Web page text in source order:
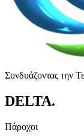
Συνδυάζοντας την
DELTA.
Πάροχοι